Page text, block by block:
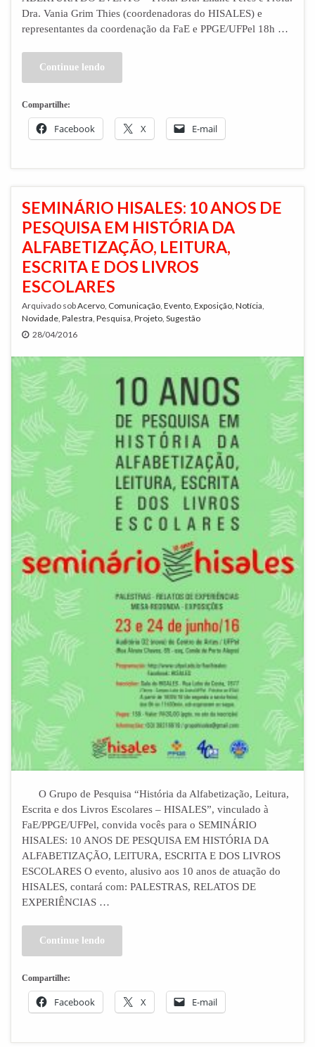
Dra. Vania Grim Thies (coordenadoras do HISALES) e
representantes da coordenação da FaE e PPGE/UFPel 18h …
Continue lendo
Compartilhe:
Facebook X E-mail
SEMINÁRIO HISALES: 10 ANOS DE
PESQUISA EM HISTÓRIA DA
ALFABETIZAÇÃO, LEITURA,
ESCRITA E DOS LIVROS
ESCOLARES
Arquivado sobAcervo, Comunicação, Evento, Exposição, Notícia,
Novidade, Palestra, Pesquisa, Projeto, Sugestão
28/04/2016
O Grupo de Pesquisa “História da Alfabetização, Leitura,
Escrita e dos Livros Escolares – HISALES”, vinculado à
FaE/PPGE/UFPel, convida vocês para o SEMINÁRIO
HISALES: 10 ANOS DE PESQUISA EM HISTÓRIA DA
ALFABETIZAÇÃO, LEITURA, ESCRITA E DOS LIVROS
ESCOLARES O evento, alusivo aos 10 anos de atuação do
HISALES, contará com: PALESTRAS, RELATOS DE
EXPERIÊNCIAS …
Continue lendo
Compartilhe:
Facebook X E-mail